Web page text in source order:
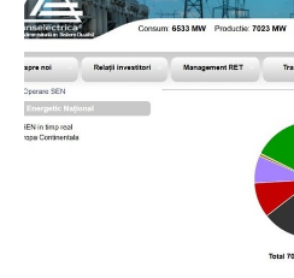
Adaugă aici
textul pentru
textul pentru
textul pentru